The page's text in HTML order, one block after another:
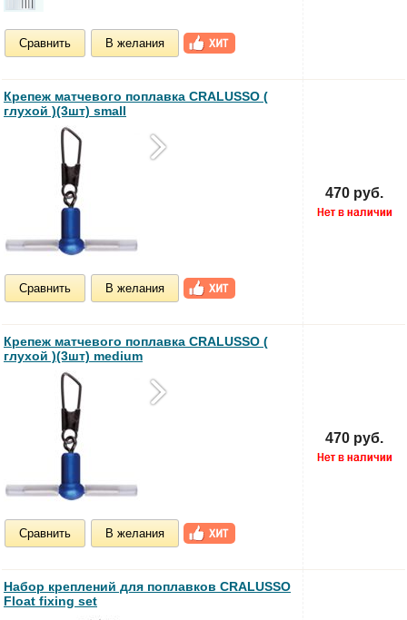
Сравнить В желания
Крепеж матчевого поплавка CRALUSSO (
глухой )(3шт) small
Сравнить В желания
470 руб.
Крепеж матчевого поплавка CRALUSSO (
глухой )(3шт) medium
Сравнить В желания
470 руб.
Набор креплений для поплавков CRALUSSO
Float fixing set